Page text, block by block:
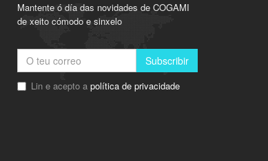
Mantente ó día das novidades de COGAMI
de xeito cómodo e sinxelo
Subscribir
Lin e acepto a política de privacidade